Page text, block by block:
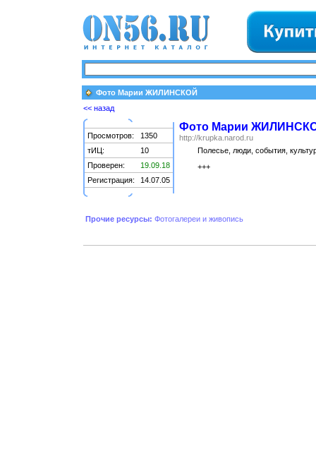
Фото Марии ЖИЛИНСКОЙ
<< назад
Просмотров:
1350
тИЦ:
10
Проверен:
19.09.18
Регистрация:
14.07.05
Фото Марии
http://krupka.narod.ru
Полесье, люди, события,
+++
Прочие ресурсы: Фотогалереи и живопись